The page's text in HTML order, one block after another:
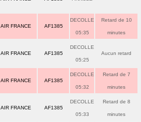
AIR FRANCE AF1385
DECOLLE
05:35
Retard de 10
minutes
AIR FRANCE AF1385
DECOLLE
05:25
Aucun retard
AIR FRANCE AF1385
DECOLLE
05:32
Retard de 7
minutes
AIR FRANCE AF1385
DECOLLE
05:33
Retard de 8
minutes